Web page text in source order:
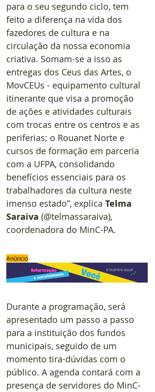
para o seu segundo ciclo, tem
feito a diferença na vida dos
fazedores de cultura e na
circulação da nossa economia
criativa. Somam-se a isso as
entregas dos Ceus das Artes, o
MovCEUs - equipamento cultural
itinerante que visa a promoção
de ações e atividades culturais
com trocas entre os centros e as
periferias; o Rouanet Norte e
cursos de formação em parceria
com a UFPA, consolidando
benefícios essenciais para os
trabalhadores da cultura neste
imenso estado”, explica Telma
Saraiva (@telmassaraiva),
coordenadora do MinC-PA.
Anúncio
Durante a programação, será
apresentado um passo a passo
para a instituição dos fundos
municipais, seguido de um
momento tira-dúvidas com o
público. A agenda contará com a
presença de servidores do MinC-